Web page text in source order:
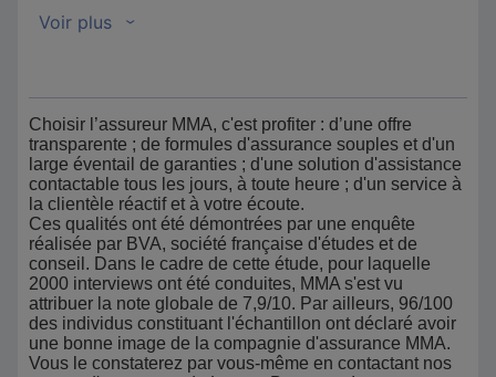
Choisir l’assureur MMA, c'est profiter : d’une offre
transparente ; de formules d'assurance souples et d'un
large éventail de garanties ; d'une solution d'assistance
contactable tous les jours, à toute heure ; d'un service à
la clientèle réactif et à votre écoute.
Ces qualités ont été démontrées par une enquête
réalisée par BVA, société française d'études et de
conseil. Dans le cadre de cette étude, pour laquelle
2000 interviews ont été conduites, MMA s'est vu
attribuer la note globale de 7,9/10. Par ailleurs, 96/100
des individus constituant l'échantillon ont déclaré avoir
une bonne image de la compagnie d'assurance MMA.
Vous le constaterez par vous-même en contactant nos